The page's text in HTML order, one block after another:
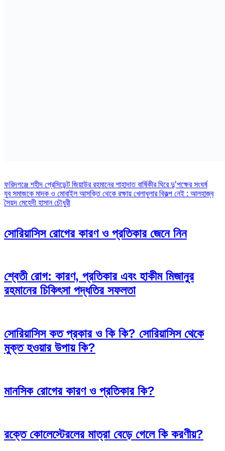
Post
navigation
ফরিদগঞ্জে শহীদ প্রেসিডেন্ট জিয়াউর রহমানের শাহাদাত বার্ষিকীর ঘিরে দু’পক্ষের সংঘর্ষ
যুব সমাজকে মাদক ও মোবাইল আসক্তি থেকে রক্ষায় খেলাধুলার বিকল্প নেই : আলহাজ্ব
সৈয়দ মেহেদী হাসান চৌধুরী
সোরিয়াসিস রোগের কারণ ও প্রতিকার জেনে নিন
শ্বেতী রোগ: কারণ, প্রতিকার এবং হাকীম মিজানুর
রহমানের চিকিৎসা পদ্ধতির সফলতা
সোরিয়াসিস কত প্রকার ও কি কি? সোরিয়াসিস থেকে
মুক্ত হওয়ার উপায় কি?
মানসিক রোগের কারণ ও প্রতিকার কি?
রক্তে কোলেস্টেরলের মাত্রা বেড়ে গেলে কি করণীয়?